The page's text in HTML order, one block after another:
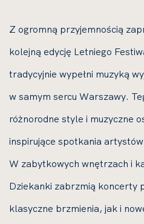
Z ogromną przyjemnością
kolejną edycję Letniego
tradycyjnie wypełni muzyką
w samym sercu Warszawy.
różnorodne style i muzyczne
inspirujące spotkania
W zabytkowych wnętrzach i
Dziekanki zabrzmią koncerty
klasyczne brzmienia, jak i